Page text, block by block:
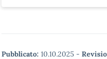
Pubblicato: 10.10.2025 -